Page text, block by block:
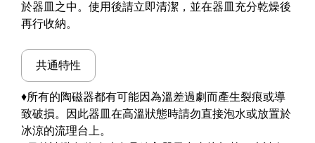
於器皿之中。使用後請立即清潔，並在器皿充分乾燥後
再行收納。
共通特性
♦所有的陶磁器都有可能因為溫差過劇而產生裂痕或導
致破損。因此器皿在高溫狀態時請勿直接泡水或放置於
冰涼的流理台上。